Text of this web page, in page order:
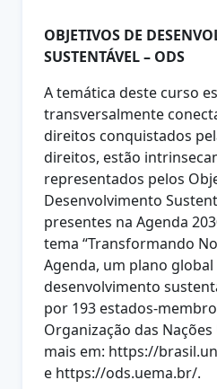
OBJETIVOS DE
SUSTENTÁVEL – ODS
A temática deste curso
transversalmente
direitos conquistados
direitos, estão
representados pelos
Desenvolvimento
presentes na Agenda
tema “Transformando
Agenda, um plano global
desenvolvimento
por 193 estados-
Organização das Nações
mais em: https://
e https://ods.uema.br/.